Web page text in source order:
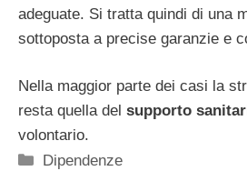
adeguate. Si tratta quindi di una
sottoposta a precise garanzie e
Nella maggior parte dei casi la
resta quella del supporto
volontario.
Categorie
Dipendenze